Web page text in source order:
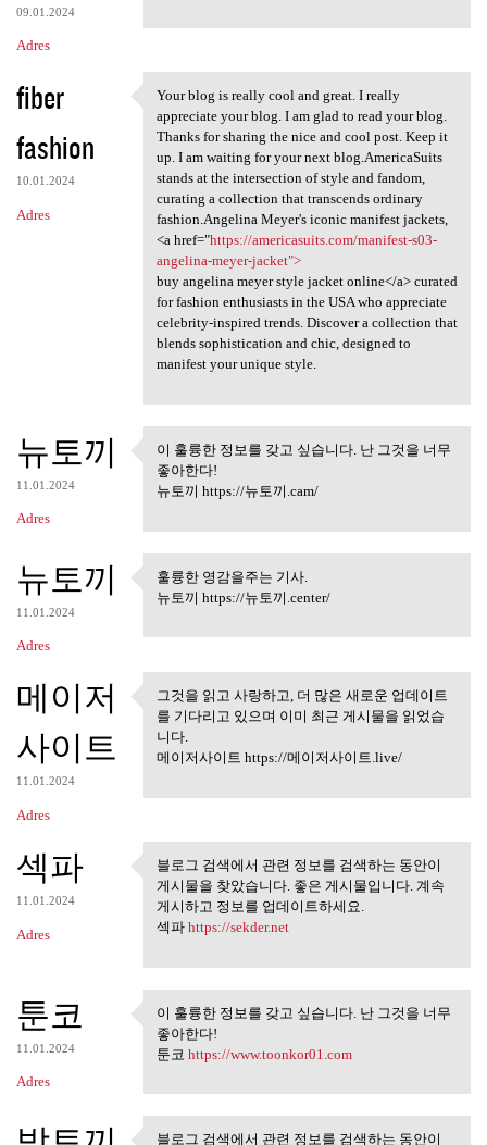
09.01.2024
Adres
fiber
fashion
10.01.2024
Adres
Your blog is really cool and
Your blog is really cool and great. I really
appreciate your blog. I am glad to read your blog.
Thanks for sharing the nice and cool post. Keep it
up. I am waiting for your next blog.AmericaSuits
stands at the intersection of style and fandom,
curating a collection that transcends ordinary
fashion.Angelina Meyer's iconic manifest jackets,
<a href="https://americasuits.com/manifest-s03-
angelina-meyer-jacket">
buy angelina meyer style jacket online</a> curated
for fashion enthusiasts in the USA who appreciate
celebrity-inspired trends. Discover a collection that
blends sophistication and chic, designed to
manifest your unique style.
뉴토끼
11.01.2024
Adres
이 훌륭한 정보를 갖고 싶습니다.
난 그것을 너무
이 훌륭한 정보를 갖고 싶습니다. 난 그것을 너무
좋아한다!
뉴토끼 https://뉴토끼.cam/
뉴토끼
11.01.2024
Adres
훌륭한 영감을주는 기사.
훌륭한 영감을주는 기사.
뉴토끼 https://뉴토끼.center/
메이저
사이트
11.01.2024
Adres
그것을 읽고 사랑하고, 더 많은 새
로운 업데이트를
그것을 읽고 사랑하고, 더 많은 새로운 업데이트
를 기다리고 있으며 이미 최근 게시물을 읽었습
니다.
메이저사이트 https://메이저사이트.live/
섹파
11.01.2024
Adres
블로그 검색에서 관련 정보를 검
색하는 동안이 게시물을
블로그 검색에서 관련 정보를 검색하는 동안이
게시물을 찾았습니다. 좋은 게시물입니다. 계속
게시하고 정보를 업데이트하세요.
섹파 https://sekder.net
툰코
11.01.2024
Adres
이 훌륭한 정보를 갖고 싶습니다.
난 그것을 너무
이 훌륭한 정보를 갖고 싶습니다. 난 그것을 너무
좋아한다!
툰코 https://www.toonkor01.com
블로그 검색에서 관련 정보를 검색하는 동안이